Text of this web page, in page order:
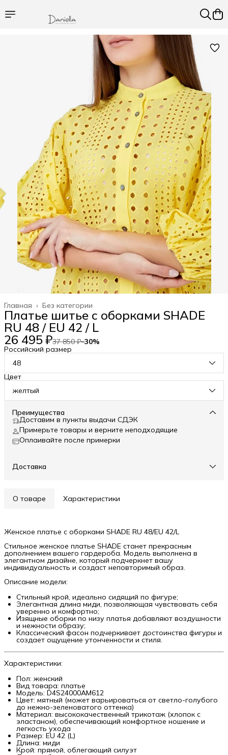
Без категории
Главная ›
Платье шитье с оборками SHADE
RU 48 / EU 42 / L
26 495 ₽37 850 ₽−30%
Российский размер
48
Цвет
желтый
Преимущества
Доставим в пункты выдачи СДЭК
Примерьте товары и верните неподходящие
Оплаивайте после примерки
Доставка
О товаре Характеристики
Женское платье с оборками SHADE RU 48/EU 42/L
Стильное женское платье SHADE станет прекрасным
дополнением вашего гардероба. Модель выполнена в
элегантном дизайне, который подчеркнет вашу
индивидуальность и создаст неповторимый образ.
Описание модели:
Стильный крой, идеально сидящий по фигуре;
Элегантная длина миди, позволяющая чувствовать себя
уверенно и комфортно;
Изящные оборки по низу платья добавляют воздушности
и нежности образу;
Классический фасон подчеркивает достоинства фигуры и
создает ощущение утонченности и стиля.
Характеристики:
Пол: женский
Вид товара: платье
Модель: D4S24000AM612
Цвет: мятный (может варьироваться от светло-голубого
до нежно-зеленоватого оттенка)
Материал: высококачественный трикотаж (хлопок с
эластаном), обеспечивающий комфортное ношение и
легкость ухода
Размер: EU 42 (L)
Длина: миди
Крой: прямой, облегающий силуэт